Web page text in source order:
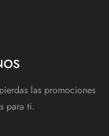
las promociones
para ti.